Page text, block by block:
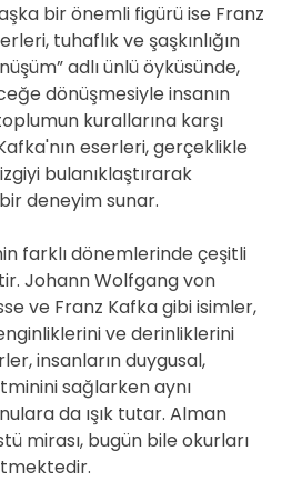
bir önemli figürü ise Franz
tuhaflık ve şaşkınlığın
adlı ünlü öyküsünde,
dönüşmesiyle insanın
kurallarına karşı
eserleri, gerçeklikle
bulanıklaştırarak
deneyim sunar.
farklı dönemlerinde çeşitli
Johann Wolfgang von
ve Franz Kafka gibi isimler,
ve derinliklerini
insanların duygusal,
sağlarken aynı
da ışık tutar. Alman
mirası, bugün bile okurları